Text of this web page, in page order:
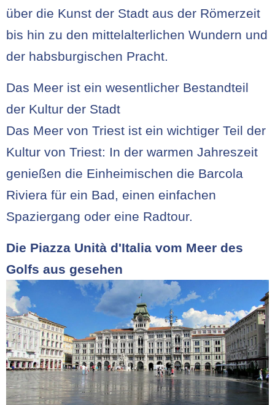
über die Kunst der Stadt aus der Römerzeit
bis hin zu den mittelalterlichen Wundern und
der habsburgischen Pracht.
Das Meer ist ein wesentlicher Bestandteil
der Kultur der Stadt
Das Meer von Triest ist ein wichtiger Teil der
Kultur von Triest: In der warmen Jahreszeit
genießen die Einheimischen die Barcola
Riviera für ein Bad, einen einfachen
Spaziergang oder eine Radtour.
Die Piazza Unità d'Italia vom Meer des
Golfs aus gesehen